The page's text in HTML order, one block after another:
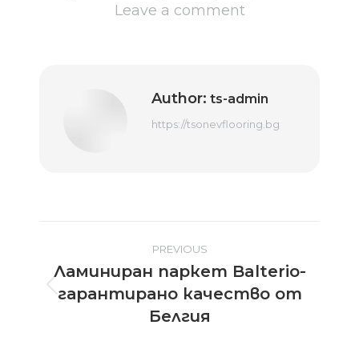
Leave a comment
Author: ts-admin
https://tsonevflooring.bg
navigation
PREVIOUS
Previous
post:
Ламиниран паркет Balterio-
гарантирано качество от
Белгия